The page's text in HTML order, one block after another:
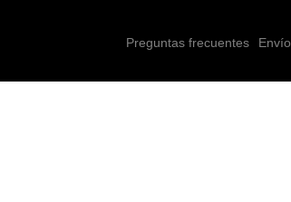
Preguntas frecuentes Envío